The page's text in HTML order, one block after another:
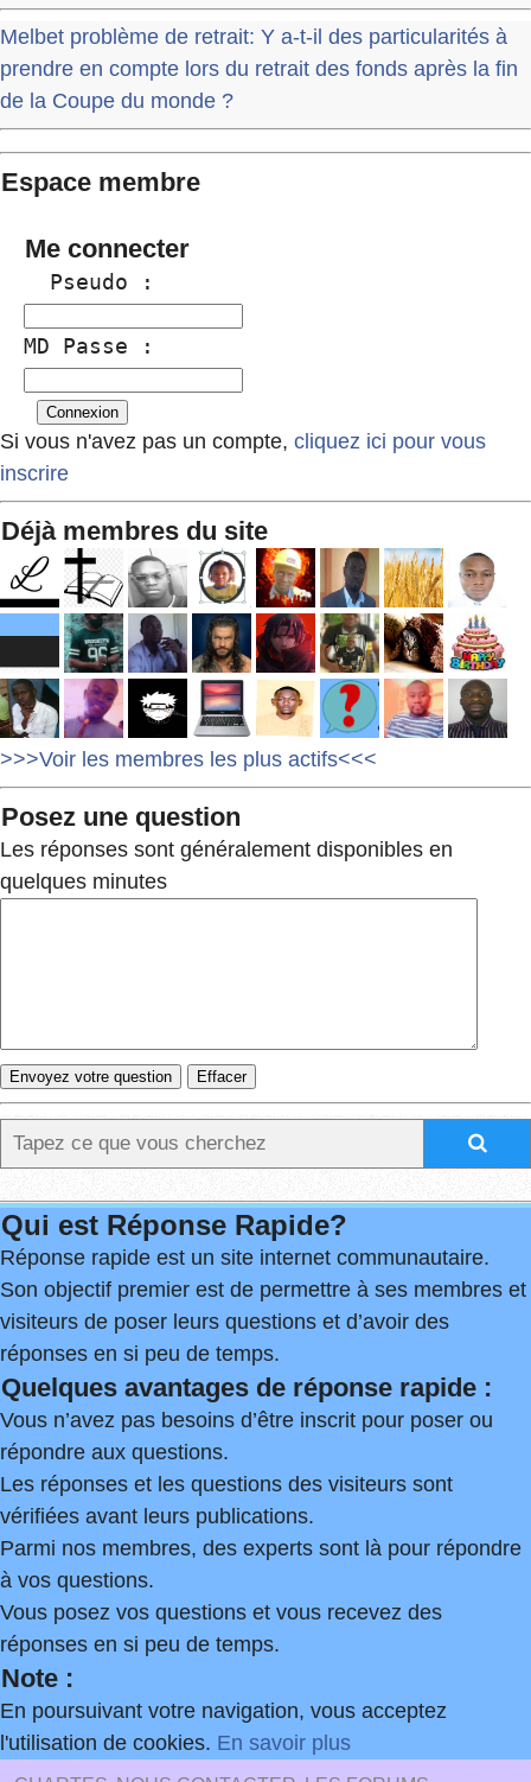
Melbet problème de retrait: Y a-t-il des particularités à
prendre en compte lors du retrait des fonds après la fin
de la Coupe du monde ?
Espace membre
Me connecter
  Pseudo :
MD Passe :
Si vous n'avez pas un compte, cliquez ici pour vous
inscrire
Déjà membres du site
>>>Voir les membres les plus actifs<<<
Posez une question
Les réponses sont généralement disponibles en
quelques minutes
Qui est Réponse Rapide?
Réponse rapide est un site internet communautaire.
Son objectif premier est de permettre à ses membres et
visiteurs de poser leurs questions et d’avoir des
réponses en si peu de temps.
Quelques avantages de réponse rapide :
Vous n’avez pas besoins d’être inscrit pour poser ou
répondre aux questions.
Les réponses et les questions des visiteurs sont
vérifiées avant leurs publications.
Parmi nos membres, des experts sont là pour répondre
à vos questions.
Vous posez vos questions et vous recevez des
réponses en si peu de temps.
Note :
En poursuivant votre navigation, vous acceptez
l'utilisation de cookies. En savoir plus